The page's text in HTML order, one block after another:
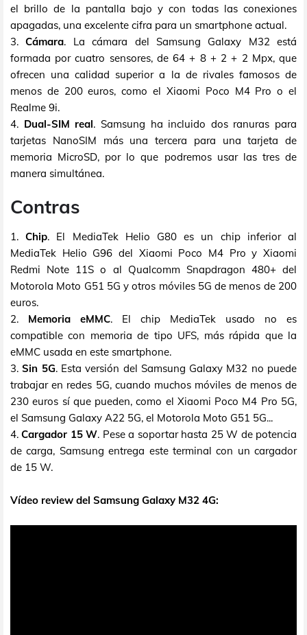
el brillo de la pantalla bajo y con todas las conexiones
apagadas, una excelente cifra para un smartphone actual.
3.Cámara. La cámara del Samsung Galaxy M32 está
formada por cuatro sensores, de 64 + 8 + 2 + 2 Mpx, que
ofrecen una calidad superior a la de rivales famosos de
menos de 200 euros, como el Xiaomi Poco M4 Pro o el
Realme 9i.
4. Dual-SIM real. Samsung ha incluido dos ranuras para
tarjetas NanoSIM más una tercera para una tarjeta de
memoria MicroSD, por lo que podremos usar las tres de
manera simultánea.
Contras
1.Chip. El MediaTek Helio G80 es un chip inferior al
MediaTek Helio G96 del Xiaomi Poco M4 Pro y Xiaomi
Redmi Note 11S o al Qualcomm Snapdragon 480+ del
Motorola Moto G51 5G y otros móviles 5G de menos de 200
euros.
2. Memoria eMMC. El chip MediaTek usado no es
compatible con memoria de tipo UFS, más rápida que la
eMMC usada en este smartphone.
3.Sin 5G. Esta versión del Samsung Galaxy M32 no puede
trabajar en redes 5G, cuando muchos móviles de menos de
230 euros sí que pueden, como el Xiaomi Poco M4 Pro 5G,
el Samsung Galaxy A22 5G, el Motorola Moto G51 5G...
4.Cargador 15 W. Pese a soportar hasta 25 W de potencia
de carga, Samsung entrega este terminal con un cargador
de 15 W.
Vídeo review del Samsung Galaxy M32 4G: